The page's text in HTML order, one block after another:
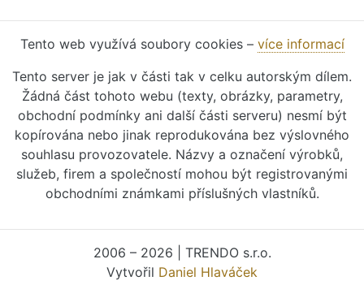
Tento web využívá soubory cookies – více informací
Tento server je jak v části tak v celku autorským dílem.
Žádná část tohoto webu (texty, obrázky, parametry,
obchodní podmínky ani další části serveru) nesmí být
kopírována nebo jinak reprodukována bez výslovného
souhlasu provozovatele. Názvy a označení výrobků,
služeb, firem a společností mohou být registrovanými
obchodními známkami příslušných vlastníků.
2006 – 2026 | TRENDO s.r.o.
Vytvořil Daniel Hlaváček